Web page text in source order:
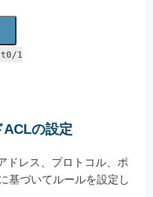
/1
ACLの設定
ドレス、プロトコル、ポ
基づいてルールを設定し